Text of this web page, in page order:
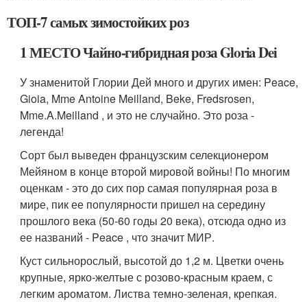
ТОП-7 самых зимостойких роз
1 МЕСТО Чайно-гибридная роза Gloria Dei
У знаменитой Глории Дей много и других имен: Peace,
Gioia, Mme Antoine Meilland, Beke, Fredsrosen,
Mme.A.Meilland , и это не случайно. Это роза -
легенда!
Сорт был выведен французским селекционером
Мейяном в конце второй мировой войны! По многим
оценкам - это до сих пор самая популярная роза в
мире, пик ее популярности пришел на середину
прошлого века (50-60 годы 20 века), отсюда одно из
ее названий - Peace , что значит МИР.
Куст сильнорослый, высотой до 1,2 м. Цветки очень
крупные, ярко-желтые с розово-красным краем, с
легким ароматом. Листва темно-зеленая, крепкая.